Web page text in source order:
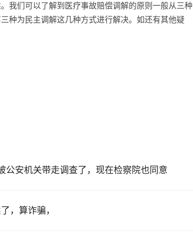
我们可以了解到医疗事故赔偿调解的原则一般从三种
种为民主调解这几种方式进行解决。如还有其他疑
公安机关带走调查了，现在检察院也同意
，算诈骗，